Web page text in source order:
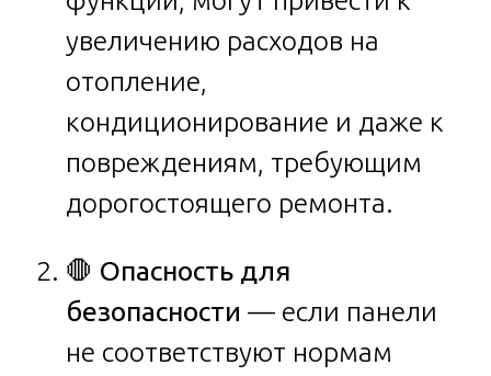
увеличению расходов на
отопление,
кондиционирование и даже к
повреждениям, требующим
дорогостоящего ремонта.
🛑 Опасность для
безопасности — если панели
не соответствуют нормам